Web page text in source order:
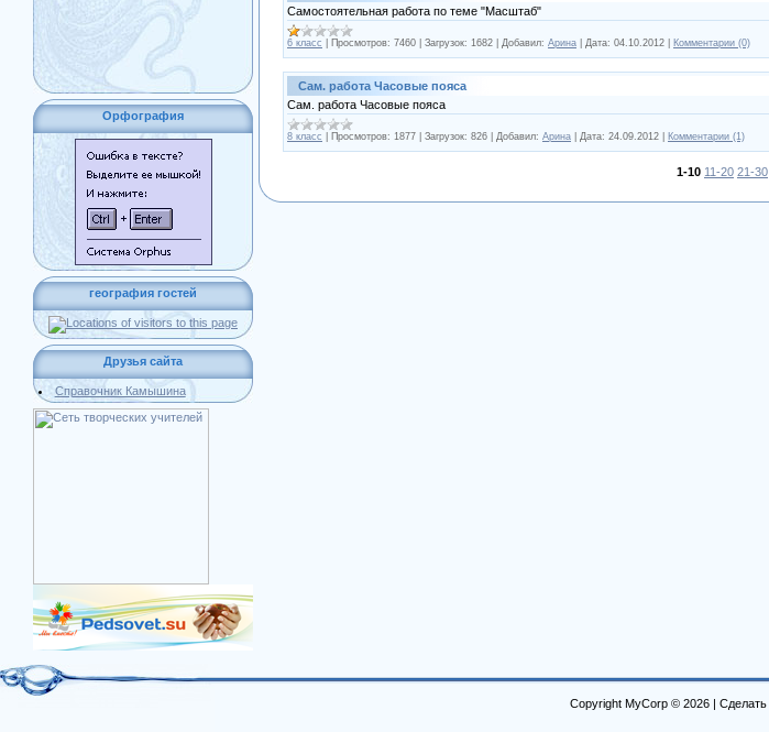
Орфография
география гостей
Друзья сайта
Справочник Камышина
Самостоятельная работа по теме "Масштаб"
6 класс Просмотров: 7460 Загрузок: 1682 Добавил: Арина Дата: 04.10.2012 Комментарии (0)
Сам. работа Часовые пояса
Сам. работа Часовые пояса
8 класс Просмотров: 1877 Загрузок: 826 Добавил: Арина Дата: 24.09.2012 Комментарии (1)
1-10 11-20 21-30
Copyright MyCorp © 2026 | Сделать